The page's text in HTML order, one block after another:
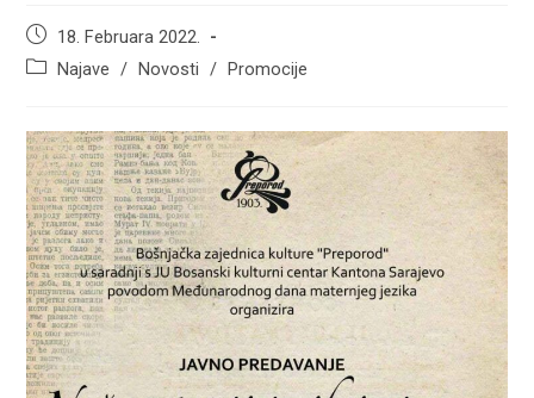
Post
published:
18. Februara 2022.
PostNajave / Novosti / Promocije